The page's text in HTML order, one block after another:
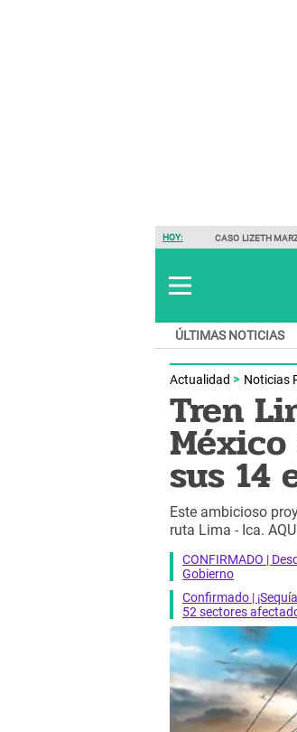
HOY: CASO LIZETH
ÚLTIMAS NOTICIAS
Actualidad Noticias
Tren
sus 14
Este ambicioso
ruta Lima - Ica.
CONFIRMADO |
Gobierno
Confirmado |
52 sectores